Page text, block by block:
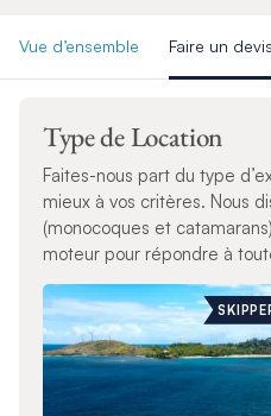
Vue d’ensemble Faire un devis
Type de Location
Faites-nous part du type
mieux à vos critères. Nous
(monocoques et
moteur pour répondre à